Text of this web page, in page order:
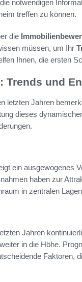
notwendigen
treffen zu können.
die
müssen, um Ihr
Ihnen, die ersten
Trends und
letzten Jahren
dieses
ein ausgewogenes
haben zur
in zentralen
Jahren
in die Höhe.
Faktoren,